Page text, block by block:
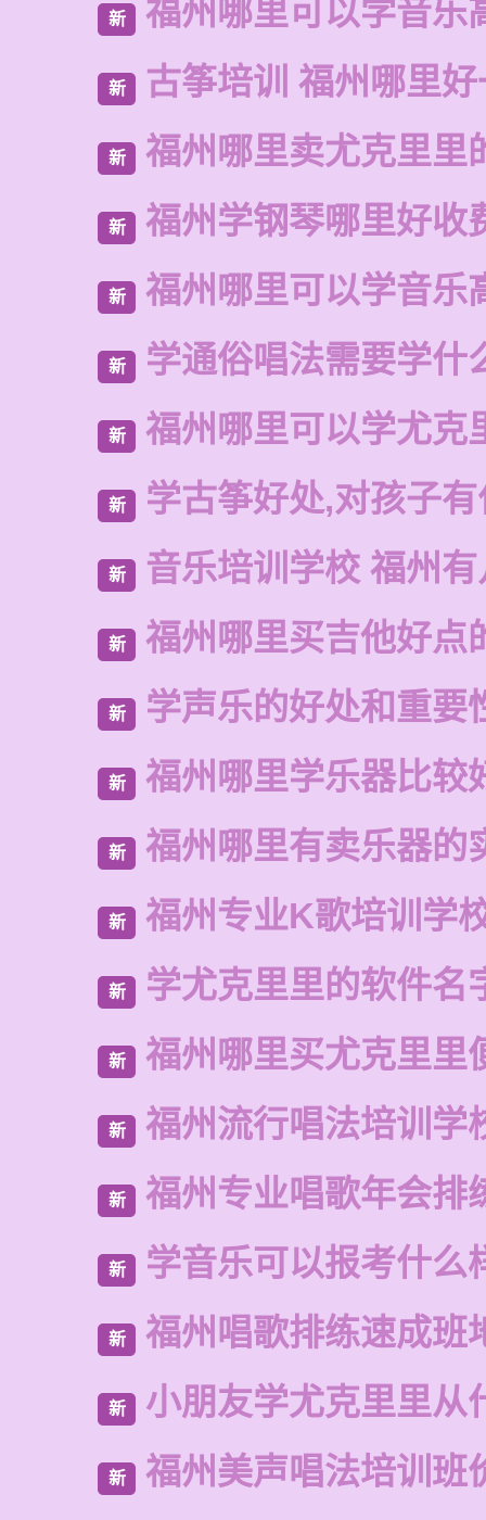
新 福州哪里可以学音乐
新 古筝培训 福州哪里
新 福州哪里卖尤克里里
新 福州学钢琴哪里好收
新 福州哪里可以学音乐
新 学通俗唱法需要学什
新 福州哪里可以学尤克
新 学古筝好处,对孩子
新 音乐培训学校 福州
新 福州哪里买吉他好点
新 学声乐的好处和重要
新 福州哪里学乐器比较
新 福州哪里有卖乐器的
新 福州专业K歌培训学
新 学尤克里里的软件名
新 福州哪里买尤克里里
新 福州流行唱法培训学
新 福州专业唱歌年会排
新 学音乐可以报考什么
新 福州唱歌排练速成班
新 小朋友学尤克里里从
新 福州美声唱法培训班